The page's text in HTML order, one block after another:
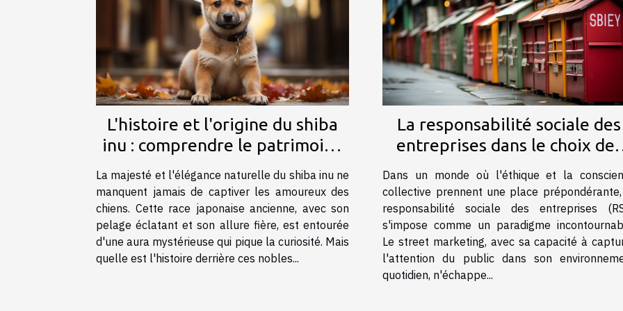
L'histoire et l'origine du shiba
inu : comprendre le patrimoine
de cette race japonaise
La majesté et l'élégance naturelle du shiba inu ne
manquent jamais de captiver les amoureux des
chiens. Cette race japonaise ancienne, avec son
pelage éclatant et son allure fière, est entourée
d'une aura mystérieuse qui pique la curiosité. Mais
quelle est l'histoire derrière ces nobles...
La responsabilité sociale des
entreprises dans le choix des
supports de street marketing
Dans un monde où l'éthique et la
collective prennent une place
responsabilité sociale des entreprises
s'impose comme un paradigme
Le street marketing, avec sa capacité à
l'attention du public dans son
quotidien, n'échappe...